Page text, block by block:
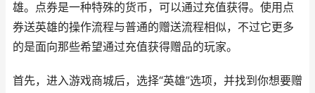
雄。点券是一种特殊的货币，可以通过充值获得。使用点
券送英雄的操作流程与普通的赠送流程相似，不过它更多
的是面向那些希望通过充值获得赠品的玩家。
首先，进入游戏商城后，选择“英雄”选项，并找到你想要赠